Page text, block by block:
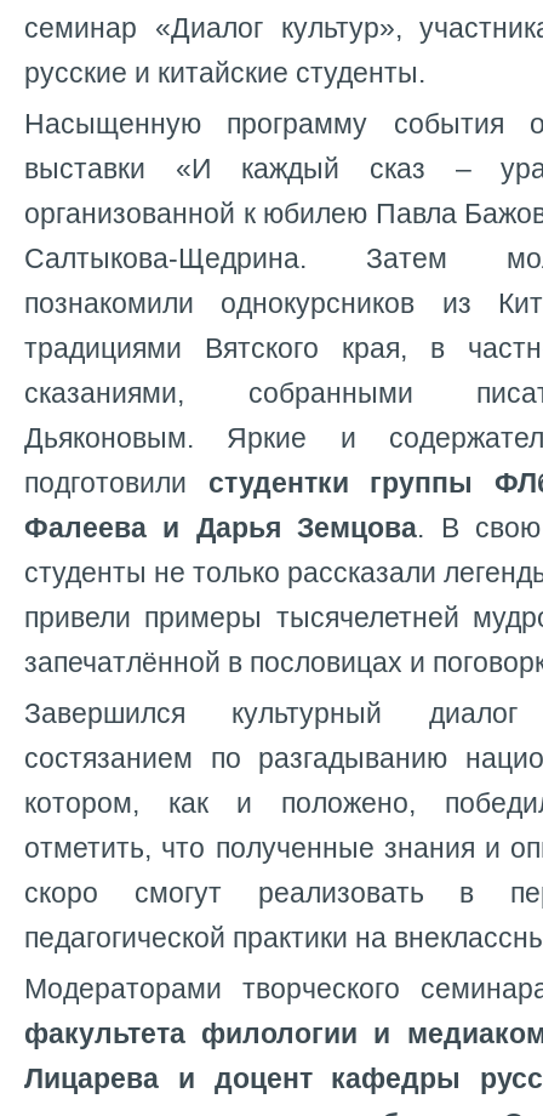
семинар «Диалог культур»,
русские и китайские студенты.
Насыщенную программу события
выставки «И каждый сказ –
организованной к юбилею Павла
Салтыкова-Щедрина. Затем
познакомили однокурсников из
традициями Вятского края, в
сказаниями, собранными
Дьяконовым. Яркие и
подготовили студентки группы
Фалеева и Дарья Земцова. В свою
студенты не только рассказали
привели примеры тысячелетней
запечатлённой в пословицах и
Завершился культурный диалог
состязанием по разгадыванию
котором, как и положено,
отметить, что полученные знания и
скоро смогут реализовать в
педагогической практики на
Модераторами творческого
факультета филологии и
Лицарева и доцент кафедры